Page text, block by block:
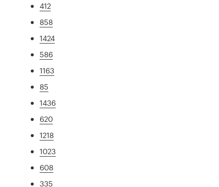
412
858
1424
586
1163
85
1436
620
1218
1023
608
335